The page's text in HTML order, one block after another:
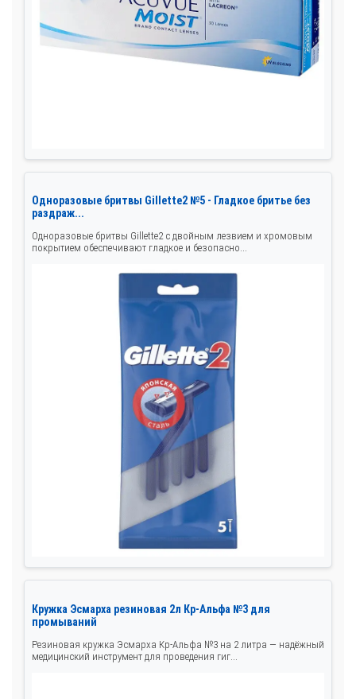
Одноразовые бритвы Gillette2 №5 - Гладкое бритье без
раздраж...
Одноразовые бритвы Gillette2 с двойным лезвием и хромовым
покрытием обеспечивают гладкое и безопасно...
Кружка Эсмарха резиновая 2л Кр-Альфа №3 для
промываний
Резиновая кружка Эсмарха Кр-Альфа №3 на 2 литра — надёжный
медицинский инструмент для проведения гиг...